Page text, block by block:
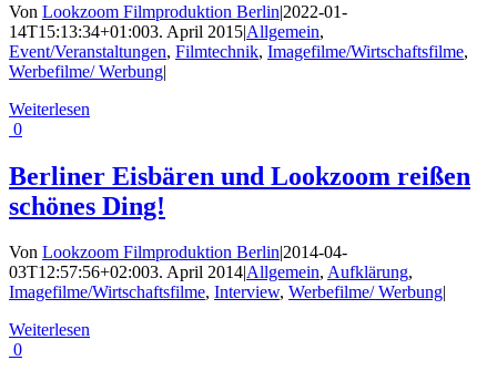
Von Lookzoom Filmproduktion Berlin|2022-01-
14T15:13:34+01:003. April 2015|Allgemein,
Event/Veranstaltungen, Filmtechnik, Imagefilme/Wirtschaftsfilme,
Werbefilme/ Werbung|
Weiterlesen
0
Berliner Eisbären und Lookzoom reißen
schönes Ding!
Von Lookzoom Filmproduktion Berlin|2014-04-
03T12:57:56+02:003. April 2014|Allgemein, Aufklärung,
Imagefilme/Wirtschaftsfilme, Interview, Werbefilme/ Werbung|
Weiterlesen
0